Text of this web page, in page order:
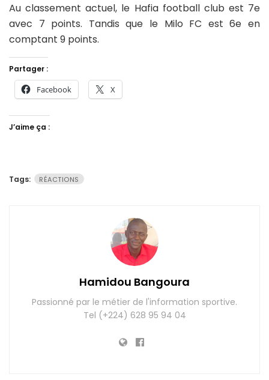
Au classement actuel, le Hafia football club est 7e
avec 7 points. Tandis que le Milo FC est 6e en
comptant 9 points.
Partager :
Facebook X
J’aime ça :
Tags: RÉACTIONS
Hamidou Bangoura
Passionné par le métier de l'information sportive.
Tel (+224) 628 95 94 04